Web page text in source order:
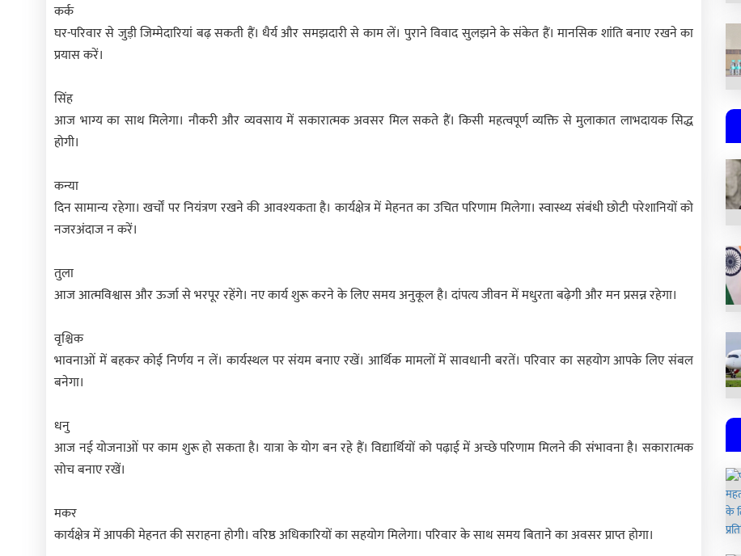
कर्क
घर-परिवार से जुड़ी जिम्मेदारियां बढ़ सकती हैं। धैर्य और समझदारी से काम लें। पुराने विवाद सुलझने के संकेत हैं। मानसिक शांति बनाए रखने का
प्रयास करें।
सिंह
आज भाग्य का साथ मिलेगा। नौकरी और व्यवसाय में सकारात्मक अवसर मिल सकते हैं। किसी महत्वपूर्ण व्यक्ति से मुलाकात लाभदायक सिद्ध
होगी।
कन्या
दिन सामान्य रहेगा। खर्चों पर नियंत्रण रखने की आवश्यकता है। कार्यक्षेत्र में मेहनत का उचित परिणाम मिलेगा। स्वास्थ्य संबंधी छोटी परेशानियों को
नजरअंदाज न करें।
तुला
आज आत्मविश्वास और ऊर्जा से भरपूर रहेंगे। नए कार्य शुरू करने के लिए समय अनुकूल है। दांपत्य जीवन में मधुरता बढ़ेगी और मन प्रसन्न रहेगा।
वृश्चिक
भावनाओं में बहकर कोई निर्णय न लें। कार्यस्थल पर संयम बनाए रखें। आर्थिक मामलों में सावधानी बरतें। परिवार का सहयोग आपके लिए संबल
बनेगा।
धनु
आज नई योजनाओं पर काम शुरू हो सकता है। यात्रा के योग बन रहे हैं। विद्यार्थियों को पढ़ाई में अच्छे परिणाम मिलने की संभावना है। सकारात्मक
सोच बनाए रखें।
मकर
कार्यक्षेत्र में आपकी मेहनत की सराहना होगी। वरिष्ठ अधिकारियों का सहयोग मिलेगा। परिवार के साथ समय बिताने का अवसर प्राप्त होगा।